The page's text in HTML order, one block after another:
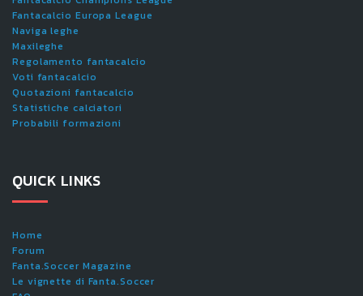
Fantacalcio Europa League
Naviga leghe
Maxileghe
Regolamento fantacalcio
Voti fantacalcio
Quotazioni fantacalcio
Statistiche calciatori
Probabili formazioni
QUICK LINKS
Home
Forum
Fanta.Soccer Magazine
Le vignette di Fanta.Soccer